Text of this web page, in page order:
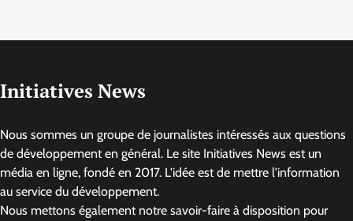
Initiatives News
Nous sommes un groupe de journalistes intéressés aux questions
de développement en général. Le site Initiatives News est un
média en ligne, fondé en 2017. L'idée est de mettre l'information
au service du développement.
Nous mettons également notre savoir-faire à disposition pour